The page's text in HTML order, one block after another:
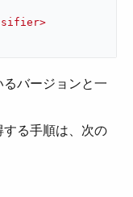
>
るバージョンと一
する手順は、次の